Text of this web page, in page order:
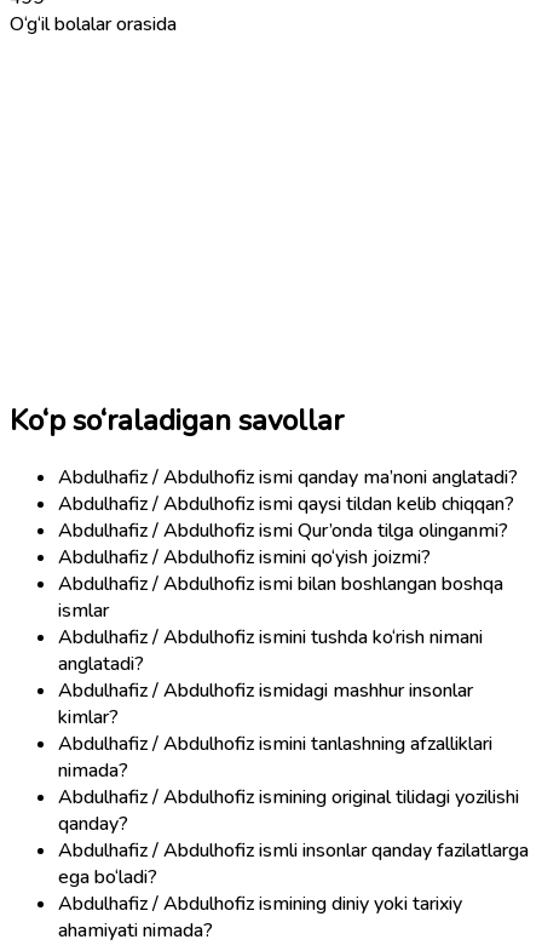
O‘g‘il bolalar orasida
Ko‘p so‘raladigan savollar
Abdulhafiz / Abdulhofiz ismi qanday ma’noni anglatadi?
Abdulhafiz / Abdulhofiz ismi qaysi tildan kelib chiqqan?
Abdulhafiz / Abdulhofiz ismi Qur’onda tilga olinganmi?
Abdulhafiz / Abdulhofiz ismini qo‘yish joizmi?
Abdulhafiz / Abdulhofiz ismi bilan boshlangan boshqa
ismlar
Abdulhafiz / Abdulhofiz ismini tushda ko‘rish nimani
anglatadi?
Abdulhafiz / Abdulhofiz ismidagi mashhur insonlar
kimlar?
Abdulhafiz / Abdulhofiz ismini tanlashning afzalliklari
nimada?
Abdulhafiz / Abdulhofiz ismining original tilidagi yozilishi
qanday?
Abdulhafiz / Abdulhofiz ismli insonlar qanday fazilatlarga
ega bo‘ladi?
Abdulhafiz / Abdulhofiz ismining diniy yoki tarixiy
ahamiyati nimada?